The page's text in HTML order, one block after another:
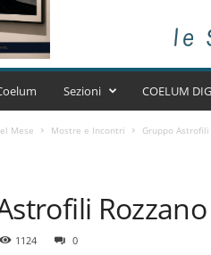
C
t
Sezioni COELUM
Mese Mostre e Incontri Gruppo Astrofili
1124 0